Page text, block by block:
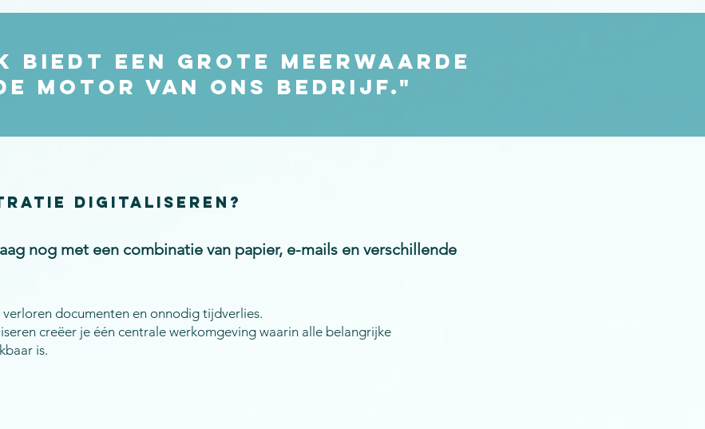
biedt een grote meerwaarde
motor van ons bedrijf."
digitaliseren?
nog met een combinatie van papier, e-mails en verschillende
documenten en onnodig tijdverlies.
creëer je één centrale werkomgeving waarin alle belangrijke
is.